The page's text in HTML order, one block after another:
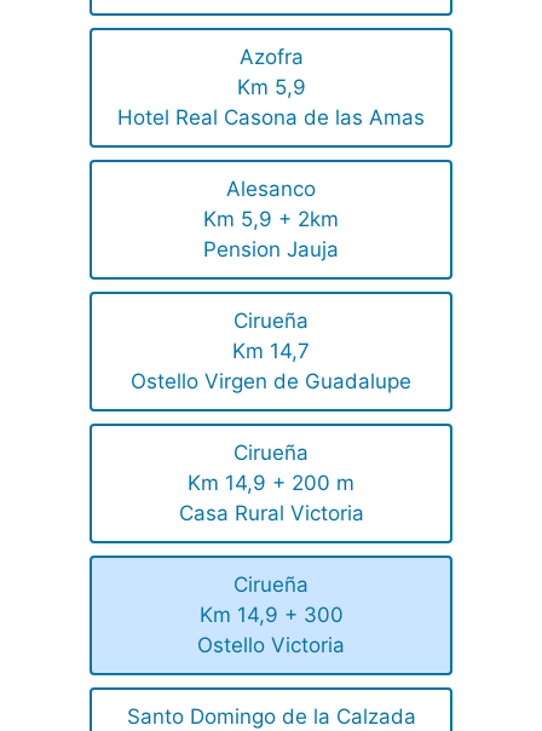
Azofra
Km 5,9
Hotel Real Casona de las Amas
Alesanco
Km 5,9 + 2km
Pension Jauja
Cirueña
Km 14,7
Ostello Virgen de Guadalupe
Cirueña
Km 14,9 + 200 m
Casa Rural Victoria
Cirueña
Km 14,9 + 300
Ostello Victoria
Santo Domingo de la Calzada